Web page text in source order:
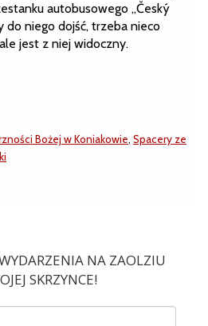
autobusowego „Český
do niego dojść, trzeba nieco
jest z niej widoczny.
Bożej w Koniakowie, Spacery ze
NA ZAOLZIU
SKRZYNCE!